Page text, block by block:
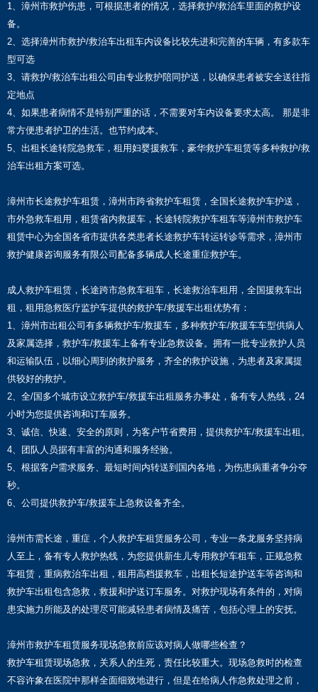
1、漳州市救护伤患，可根据患者的情况，选择救护/救治车里面的救护设
备。
2、选择漳州市救护/救治车出租车内设备比较先进和完善的车辆，有多款车
型可选
3、请救护/救治车出租公司由专业救护陪同护送，以确保患者被安全送往指
定地点
4、如果患者病情不是特别严重的话，不需要对车内设备要求太高。 那是非
常方便患者护卫的生活。也节约成本。
5、出租长途转院急救车，租用妇婴援救车，豪华救护车租赁等多种救护/救
治车出租方案可选。
漳州市长途救护车租赁，漳州市跨省救护车租赁，全国长途救护车护送，
市外急救车租用，租赁省内救援车，长途转院救护车租车等漳州市救护车
租赁中心为全国各省市提供各类患者长途救护车转运转诊等需求，漳州市
救护健康咨询服务有限公司配备多辆成人长途重症救护车。
成人救护车租赁，长途跨市急救车租车，长途救治车租用，全国援救车出
租，租用急救医疗监护车提供的救护车/救援车出租优势有：
1、漳州市出租公司有多辆救护车/救援车，多种救护车/救援车车型供病人
及家属选择，救护车/救援车上备有专业急救设备。拥有一批专业救护人员
和运输队伍，以细心周到的救护服务，齐全的救护设施，为患者及家属提
供较好的救护。
2、全/国多个城市设立救护车/救援车出租服务办事处，备有专人热线，24
小时为您提供咨询和订车服务。
3、诚信、快速、安全的原则，为客户节省费用，提供救护车/救援车出租。
4、团队人员据有丰富的沟通和服务经验。
5、根据客户需求服务、最短时间内转送到国内各地，为伤患病重者争分夺
秒。
6、公司提供救护车/救援车上急救设备齐全。
漳州市需长途，重症，个人救护车租赁服务公司，专业一条龙服务坚持病
人至上，备有专人救护热线，为您提供新生儿专用救护车租车，正规急救
车租赁，重病救治车出租，租用高档援救车，出租长短途护送车等咨询和
救护车出租包含急救，救援和护送订车服务。对救护现场有条件的，对病
患实施力所能及的处理尽可能减轻患者病情及痛苦，包括心理上的安抚。
漳州市救护车租赁服务现场急救前应该对病人做哪些检查？
救护车租赁现场急救，关系人的生死，责任比较重大。现场急救时的检查
不容许象在医院中那样全面细致地进行，但是在给病人作急救处理之前，